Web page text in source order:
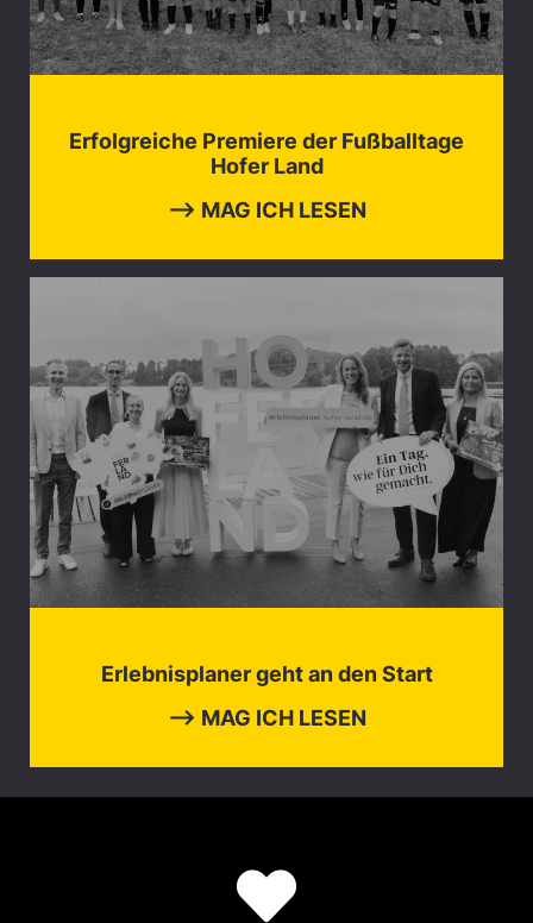
Erfolgreiche Premiere der Fußballtage
Hofer Land
⟶ MAG ICH LESEN
Erlebnisplaner geht an den Start
⟶ MAG ICH LESEN